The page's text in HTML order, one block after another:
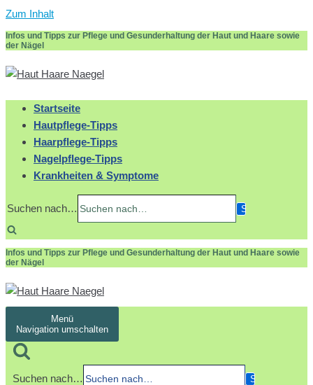
Zum Inhalt
Infos und Tipps zur Pflege und Gesunderhaltung der Haut und Haare sowie
der Nägel
Startseite
Hautpflege-Tipps
Haarpflege-Tipps
Nagelpflege-Tipps
Krankheiten & Symptome
Suchen nach…
Infos und Tipps zur Pflege und Gesunderhaltung der Haut und Haare sowie
der Nägel
Menü
Navigation umschalten
Suchen nach…